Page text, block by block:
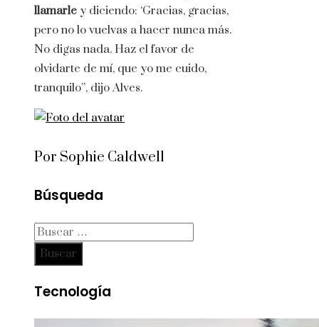
llamarle y diciendo: ‘Gracias, gracias,
pero no lo vuelvas a hacer nunca más.
No digas nada. Haz el favor de
olvidarte de mí, que yo me cuido,
tranquilo”, dijo Alves.
Por Sophie Caldwell
Búsqueda
Buscar:
Tecnología